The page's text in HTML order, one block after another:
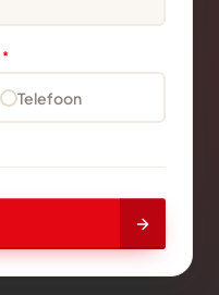
*
Telefoon